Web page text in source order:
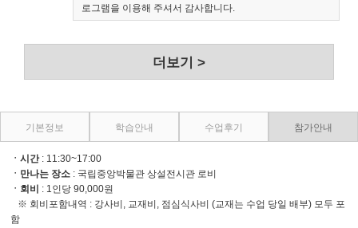
로그램을 이용해 주셔서 감사합니다.
더보기 >
기본정보 학습안내 수업후기 참가안내
ㆍ시간: 11:30~17:00
ㆍ만나는 장소 : 국립중앙박물관 상설전시관 로비
ㆍ회비
: 1인당 90,000원
※ 회비포함내역 : 강사비, 교재비, 점심식사비 (교재는 수업 당일 배부) 모두 포
함